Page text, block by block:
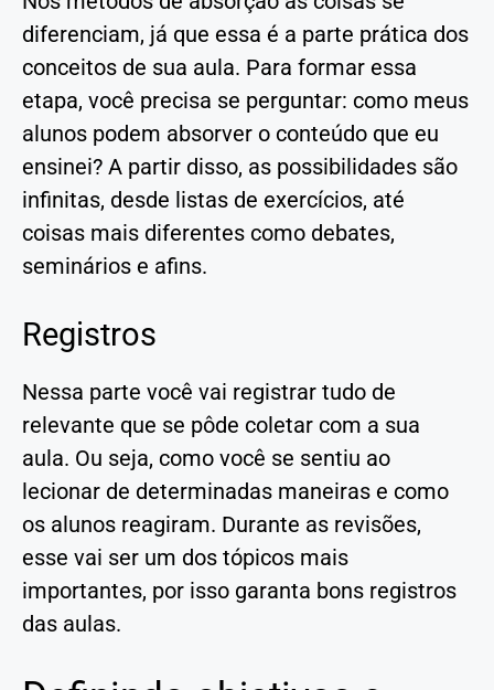
diferenciam, já que essa é a parte prática dos
conceitos de sua aula. Para formar essa
etapa, você precisa se perguntar: como meus
alunos podem absorver o conteúdo que eu
ensinei? A partir disso, as possibilidades são
infinitas, desde listas de exercícios, até
coisas mais diferentes como debates,
seminários e afins.
Registros
Nessa parte você vai registrar tudo de
relevante que se pôde coletar com a sua
aula. Ou seja, como você se sentiu ao
lecionar de determinadas maneiras e como
os alunos reagiram. Durante as revisões,
esse vai ser um dos tópicos mais
importantes, por isso garanta bons registros
das aulas.